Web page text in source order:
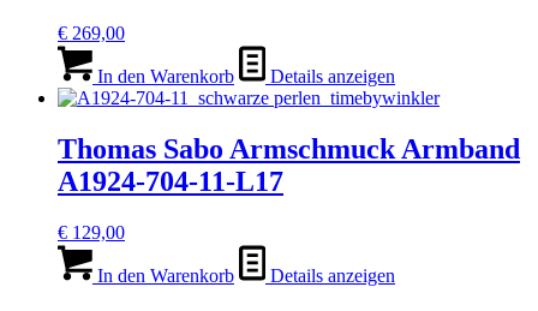
€ 269,00
In den Warenkorb Details anzeigen
Thomas Sabo Armschmuck Armband
A1924-704-11-L17
€ 129,00
In den Warenkorb Details anzeigen